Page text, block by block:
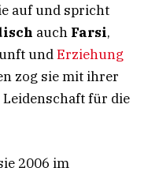
auf und spricht
auch Farsi,
undErziehung
zog sie mit ihrer
Leidenschaft für die
2006 im